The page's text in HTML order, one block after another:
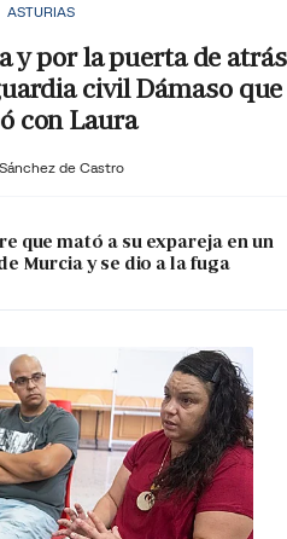
ASTURIAS
y por la puerta de
civil Dámaso que
con Laura
de Castro
que mató a su expareja en un
Murcia y se dio a la fuga